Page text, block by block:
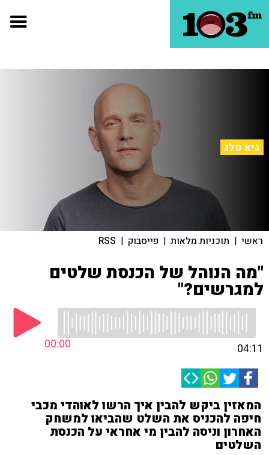
גיא פלג
ראשי | תוכניות מלאות | פייסבוק |
RSS
"מה הנוהל של הכנסת שלטים
למגרשים?"
00:00 04:11
המאזין ביקש להבין איך הרשו לאוהדי מכבי
חיפה להכניס את השלט שהביאו למשחק
האחרון וניסה להבין מי אחראי על הכנסת
השלטים